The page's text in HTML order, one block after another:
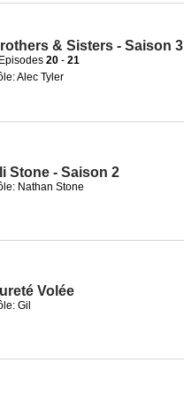
& Sisters - Saison 3
20 - 21
Alec Tyler
Stone - Saison 2
Nathan Stone
Volée
Gil